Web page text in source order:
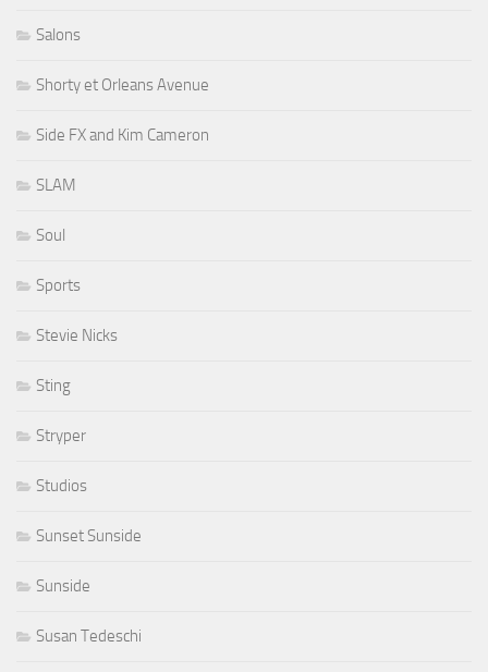
Salons
Shorty et Orleans Avenue
Side FX and Kim Cameron
SLAM
Soul
Sports
Stevie Nicks
Sting
Stryper
Studios
Sunset Sunside
Sunside
Susan Tedeschi